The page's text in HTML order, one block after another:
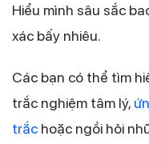
Hiểu mình sâu sắc
xác bấy nhiêu.
Các bạn có thể tìm
trắc nghiệm tâm lý,
trắc hoặc ngồi hỏi